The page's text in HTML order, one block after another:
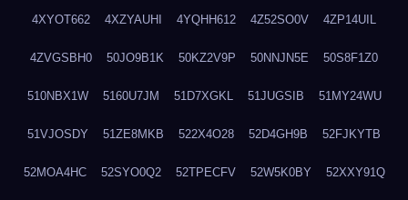
4XYOT662 4XZYAUHI 4YQHH612 4Z52SO0V 4ZP14UIL
4ZVGSBH0 50JO9B1K 50KZ2V9P 50NNJN5E 50S8F1Z0
510NBX1W 5160U7JM 51D7XGKL 51JUGSIB 51MY24WU
51VJOSDY 51ZE8MKB 522X4O28 52D4GH9B 52FJKYTB
52MOA4HC 52SYO0Q2 52TPECFV 52W5K0BY 52XXY91Q